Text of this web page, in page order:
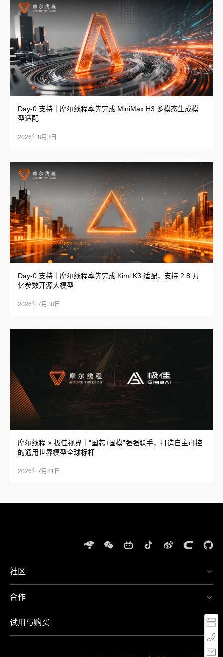
Day-0 支持｜摩尔线程率先完成 MiniMax H3 多模态生成模
型适配
2026年8月3日
Day-0 支持｜摩尔线程率先完成 Kimi K3 适配，支持 2.8 万
亿参数开源大模型
2026年7月28日
摩尔线程 × 极佳视界｜“国芯+国模”强强联手，打造自主可控
的通用世界模型全球标杆
2026年7月21日
社区
合作
试用与购买
娥
集
667-
至周